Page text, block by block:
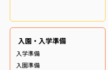
入園・入学準備
入学準備
入園準備